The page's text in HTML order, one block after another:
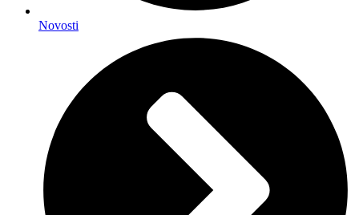
Novosti